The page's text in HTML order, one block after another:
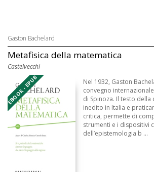
Gaston Bachelard
Metafisica della matematica
Castelvecchi
EBOOK - EPUB
Nel 1932, Gaston
convegno
di Spinoza. Il testo della
inedito in Italia e
critica, permette di
strumenti e i dispositivi
dell’epistemologia b ...